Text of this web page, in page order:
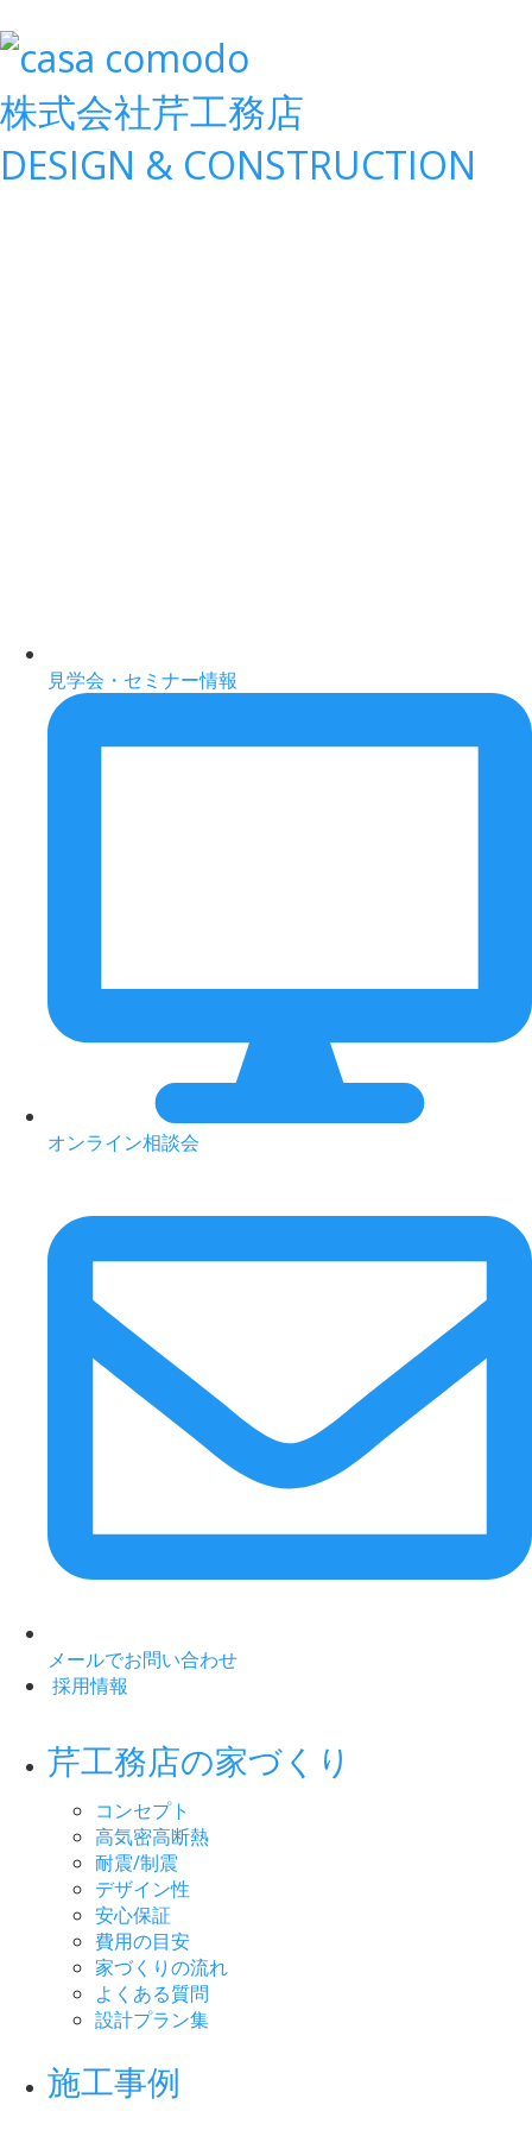
株式会社芹工務店
DESIGN & CONSTRUCTION
見学会・セミナー情報
オンライン相談会
メールでお問い合わせ
採用情報
芹工務店の家づくり
コンセプト
高気密高断熱
耐震/制震
デザイン性
安心保証
費用の目安
家づくりの流れ
よくある質問
設計プラン集
施工事例